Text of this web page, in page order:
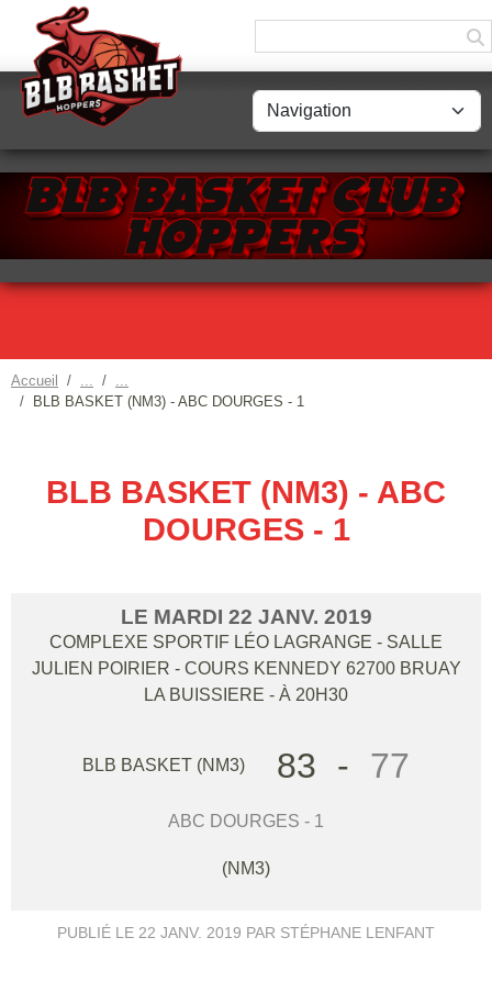
Accueil
BLB BASKET (NM3) - ABC DOURGES - 1
BLB BASKET (NM3) - ABC
DOURGES - 1
LE MARDI 22 JANV. 2019
COMPLEXE SPORTIF LÉO LAGRANGE - SALLE
JULIEN POIRIER - COURS KENNEDY 62700 BRUAY
LA BUISSIERE - À 20H30
BLB BASKET (NM3) 83 - 77
ABC DOURGES - 1
(NM3)
PUBLIÉ LE 22 JANV. 2019 PAR STÉPHANE LENFANT
Panneau de gestion des cookies